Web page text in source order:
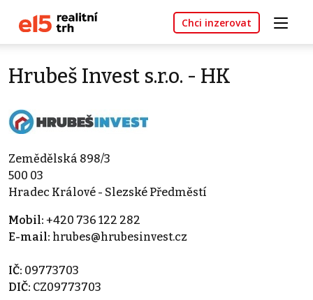
Chci inzerovat
Hrubeš Invest s.r.o. - HK
Zemědělská 898/3
500 03
Hradec Králové - Slezské Předměstí
Mobil: +420 736 122 282
E-mail: hrubes@hrubesinvest.cz
IČ: 09773703
DIČ: CZ09773703